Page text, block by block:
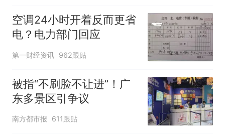
空调24小时开着反而更省
电？电力部门回应
第一财经资讯 962跟贴
被指“不刷脸不让进”！广
东多景区引争议
南方都市报 611跟贴